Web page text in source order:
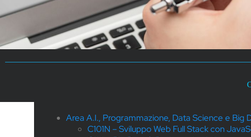
Area A.I., Programmazione, Data Science e Big
C101N – Sviluppo Web Full Stack con